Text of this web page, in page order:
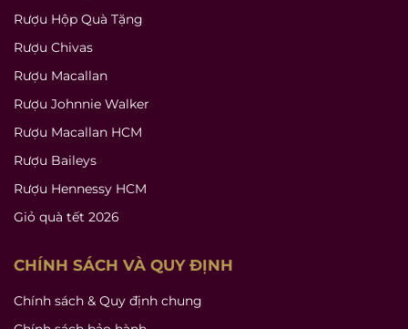
Rượu Hộp Quà Tặng
Rượu Chivas
Rượu Macallan
Rượu Johnnie Walker
Rượu Macallan HCM
Rượu Baileys
Rượu Hennessy HCM
Giỏ quà tết 2026
CHÍNH SÁCH VÀ QUY ĐỊNH
Chính sách & Quy định chung